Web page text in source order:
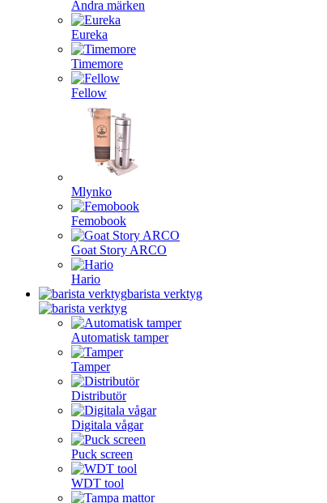
Andra märken
Eureka
Timemore
Fellow
Mlynko
Femobook
Goat Story ARCO
Hario
barista verktyg
Automatisk tamper
Tamper
Distributör
Digitala vågar
Puck screen
WDT tool